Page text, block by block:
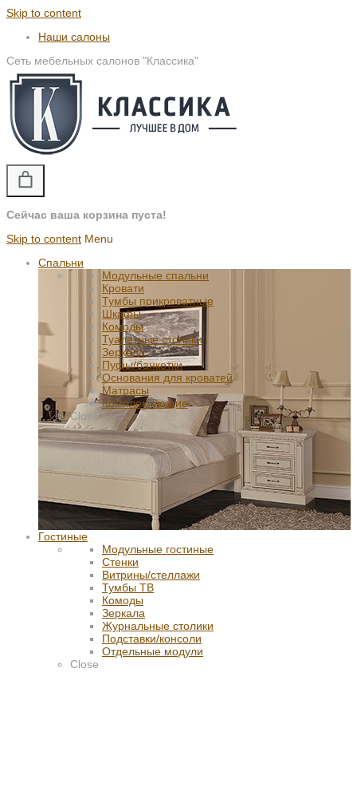
Skip to content
Наши салоны
Сеть мебельных салонов "Классика"
Сейчас ваша корзина пуста!
Skip to content Menu
Спальни
Модульные спальни
Кровати
Тумбы прикроватные
Шкафы
Комоды
Туалетные столики
Зеркала
Пуфы/банкетки
Основания для кроватей
Матрасы
Комплектующие
Close
Гостиные
Модульные гостиные
Стенки
Витрины/стеллажи
Тумбы ТВ
Комоды
Зеркала
Журнальные столики
Подставки/консоли
Отдельные модули
Close